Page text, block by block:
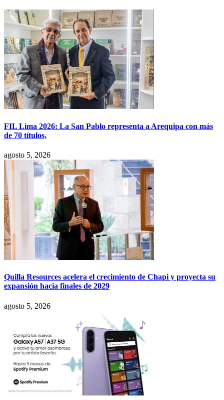
FIL Lima 2026: La San Pablo representa a Arequipa con más
de 70 títulos,
agosto 5, 2026
Quilla Resources acelera el crecimiento de Chapi y proyecta su
expansión hacia finales de 2029
agosto 5, 2026